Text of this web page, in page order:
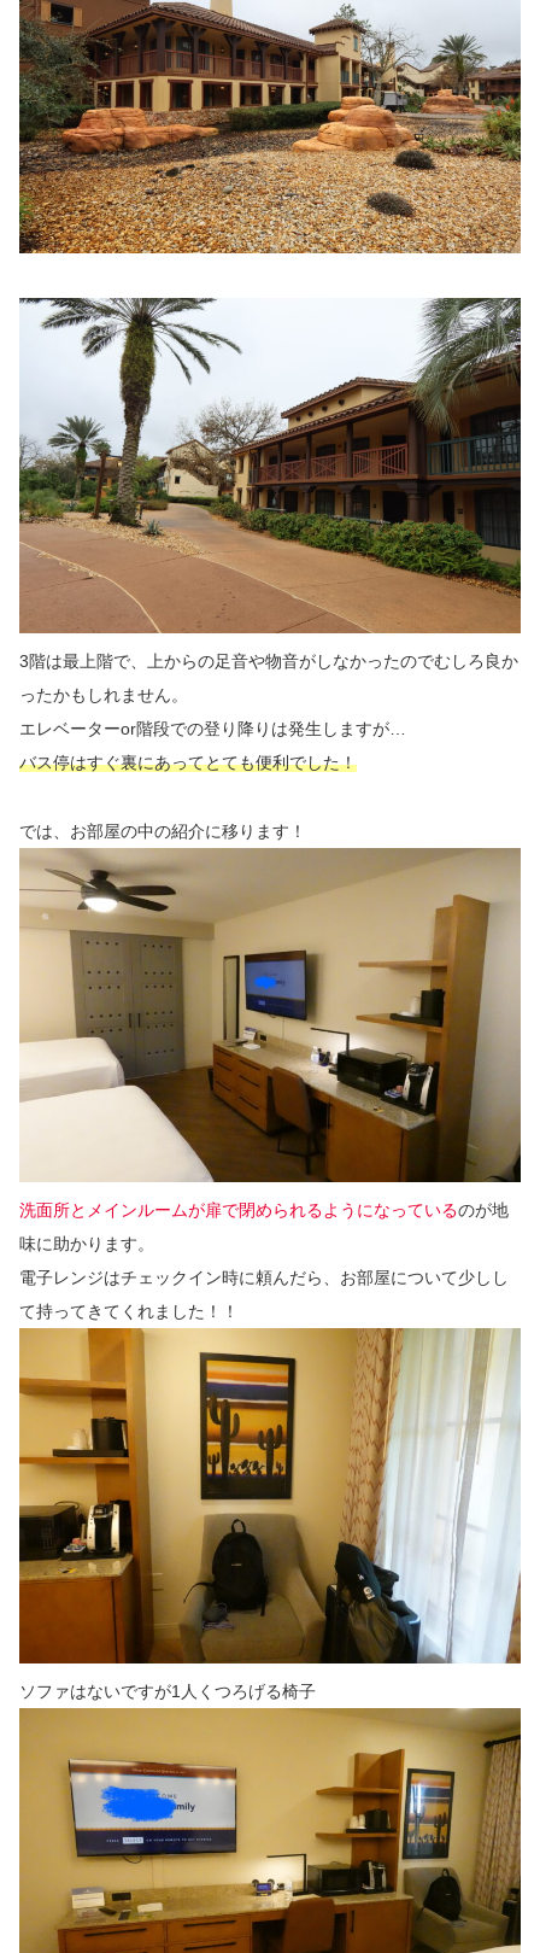
3階は最上階で、上からの足音や物音がしなかったのでむしろ良か
ったかもしれません。
エレベーターor階段での登り降りは発生しますが…
バス停はすぐ裏にあってとても便利でした！
では、お部屋の中の紹介に移ります！
洗面所とメインルームが扉で閉められるようになっているのが地
味に助かります。
電子レンジはチェックイン時に頼んだら、お部屋について少しし
て持ってきてくれました！！
ソファはないですが1人くつろげる椅子